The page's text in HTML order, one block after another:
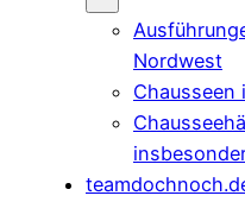
Nordwest
Chausseen